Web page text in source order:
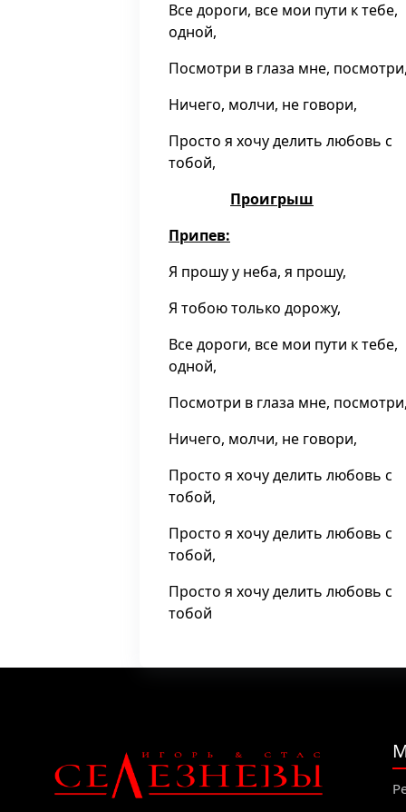
Все дороги, все мои пути к тебе,
одной,
Посмотри в глаза мне,
Ничего, молчи, не говори,
Просто я хочу делить любовь с
тобой,
Проигрыш
Припев:
Я прошу у неба, я прошу,
Я тобою только дорожу,
Все дороги, все мои пути к тебе,
одной,
Посмотри в глаза мне,
Ничего, молчи, не говори,
Просто я хочу делить любовь с
тобой,
Просто я хочу делить любовь с
тобой,
Просто я хочу делить любовь с
тобой